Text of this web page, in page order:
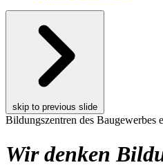
skip to previous slide
Bildungszentren des Baugewerbes
Wir denken